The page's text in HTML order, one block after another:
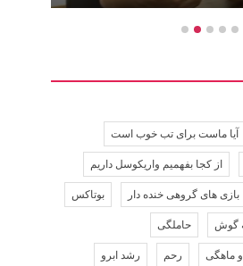
آیا ماست برای تب خوب است
از کجا بفهمیم واریکوسل داریم
بازی های گروهی خنده دار بوتاکس
گوش حاملگی
ماهگی رحم رشد ابرو